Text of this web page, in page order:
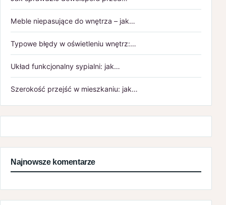
Meble niepasujące do wnętrza – jak…
Typowe błędy w oświetleniu wnętrz:…
Układ funkcjonalny sypialni: jak…
Szerokość przejść w mieszkaniu: jak…
Najnowsze komentarze